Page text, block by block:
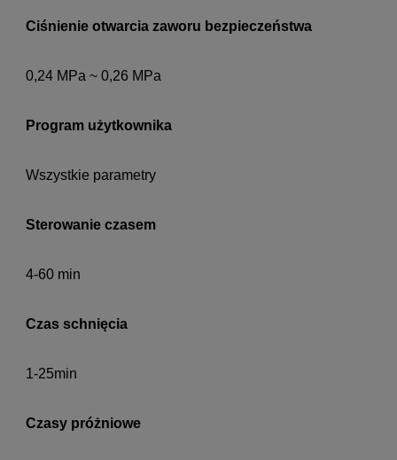
Ciśnienie otwarcia zaworu bezpieczeństwa
0,24 MPa ~ 0,26 MPa
Program użytkownika
Wszystkie parametry
Sterowanie czasem
4-60 min
Czas schnięcia
1-25min
Czasy próżniowe